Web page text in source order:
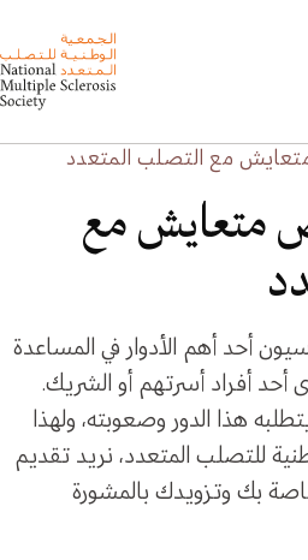
مع التصلب المتعدد
متعايش مع
أحد أهم الأدوار في المساعدة
أحد أفراد أسرتهم أو الشريك.
هذا الدور وصعوبته، ولهذا
للتصلب المتعدد، نريد تقديم
بك وتزويدك بالمشورة